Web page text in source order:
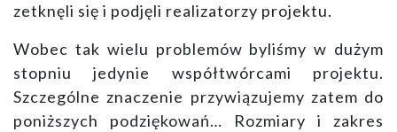
zetknęli się i podjęli realizatorzy projektu.
Wobec tak wielu problemów byliśmy w dużym
stopniu jedynie współtwórcami projektu.
Szczególne znaczenie przywiązujemy zatem do
poniższych podziękowań… Rozmiary i zakres